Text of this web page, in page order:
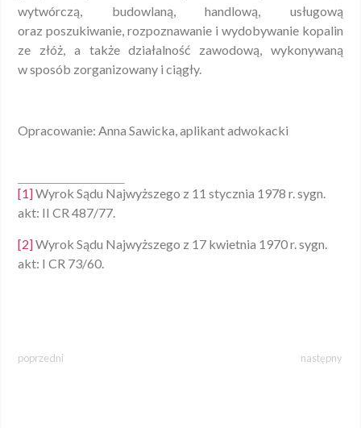
wytwórczą, budowlaną, handlową, usługową
oraz poszukiwanie, rozpoznawanie i wydobywanie kopalin
ze złóż, a także działalność zawodową, wykonywaną
w sposób zorganizowany i ciągły.
Opracowanie: Anna Sawicka, aplikant adwokacki
[1]Wyrok Sądu Najwyższego z 11 stycznia 1978 r. sygn.
akt: II CR 487/77.
[2]Wyrok Sądu Najwyższego z 17 kwietnia 1970 r. sygn.
akt: I CR 73/60.
poprzedni następny